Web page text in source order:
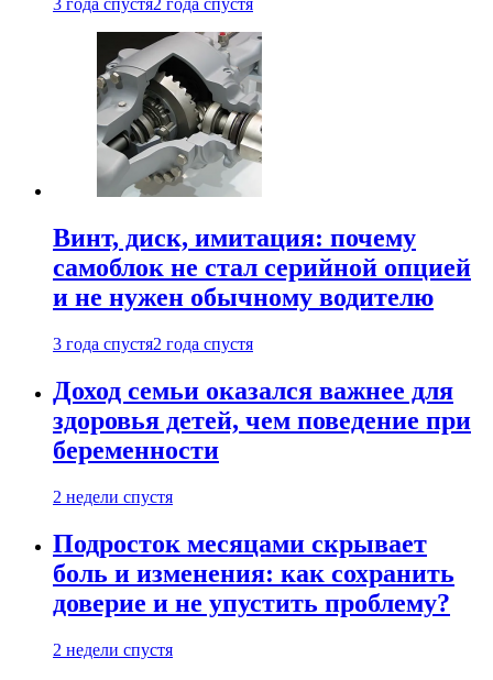
3 года спустя2 года спустя
Винт, диск, имитация: почему
самоблок не стал серийной опцией
и не нужен обычному водителю
3 года спустя2 года спустя
Доход семьи оказался важнее для
здоровья детей, чем поведение при
беременности
2 недели спустя
Подросток месяцами скрывает
боль и изменения: как сохранить
доверие и не упустить проблему?
2 недели спустя